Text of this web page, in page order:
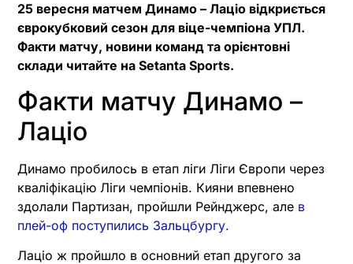
25 вересня матчем Динамо – Лаціо відкриється
єврокубковий сезон для віце-чемпіона УПЛ.
Факти матчу, новини команд та орієнтовні
склади читайте на Setanta Sports.
Факти матчу Динамо –
Лаціо
Динамо пробилось в етап ліги Ліги Європи через
кваліфікацію Ліги чемпіонів. Кияни впевнено
здолали Партизан, пройшли Рейнджерс, але в
плей-оф поступились Зальцбургу.
Лаціо ж пройшло в основний етап другого за